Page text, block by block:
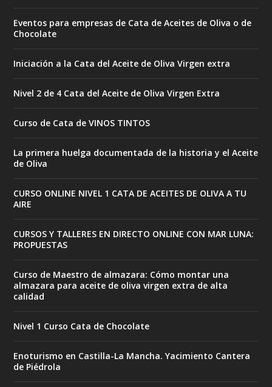
Eventos para empresas de Cata de Aceites de Oliva o de
Chocolate
Iniciación a la Cata del Aceite de Oliva Virgen extra
Nivel 2 de 4 Cata del Aceite de Oliva Virgen Extra
Curso de Cata de VINOS TINTOS
La primera huelga documentada de la historia y el Aceite
de Oliva
CURSO ONLINE NIVEL 1 CATA DE ACEITES DE OLIVA A TU
AIRE
CURSOS Y TALLERES EN DIRECTO ONLINE CON MAR LUNA:
PROPUESTAS
Curso de Maestro de almazara: Cómo montar una
almazara para aceite de oliva virgen extra de alta
calidad
Nivel 1 Curso Cata de Chocolate
Enoturismo en Castilla-La Mancha. Yacimiento Cantera
de Piédrola